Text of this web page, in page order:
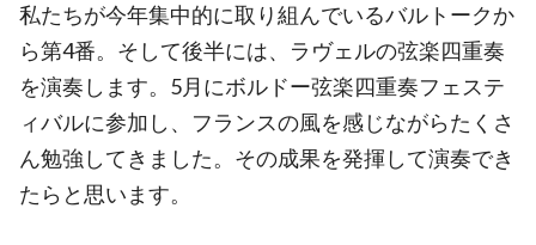
私たちが今年集中的に取り組んでいるバルトークか
ら第4番。そして後半には、ラヴェルの弦楽四重奏
を演奏します。5月にボルドー弦楽四重奏フェステ
ィバルに参加し、フランスの風を感じながらたくさ
ん勉強してきました。その成果を発揮して演奏でき
たらと思います。